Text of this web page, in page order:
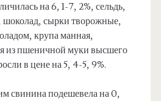
на 6, 1-7, 2%, сельдь,
сырки творожные,
крупа манная,
из пшеничной муки высшего
в цене на 5, 4-5, 9%.
свинина подешевела на 0,